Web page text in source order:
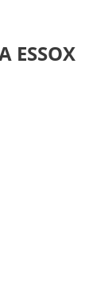
ESSOX